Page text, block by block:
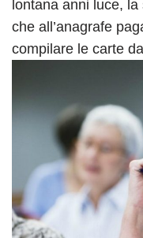
lontana anni luce,
che all’anagrafe
compilare le carte